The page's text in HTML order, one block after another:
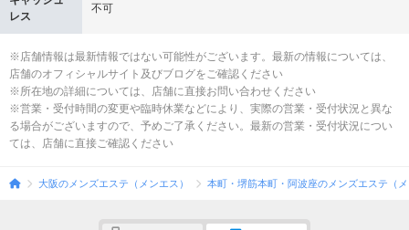
レス
不可
※店舗情報は最新情報ではない可能性がございます。最新の情報については、
店舗のオフィシャルサイト及びブログをご確認ください
※所在地の詳細については、店舗に直接お問い合わせください
※営業・受付時間の変更や臨時休業などにより、実際の営業・受付状況と異な
る場合がございますので、予めご了承ください。最新の営業・受付状況につい
ては、店舗に直接ご確認ください
大阪のメンズエステ（メンエス） 本町・堺筋本町・阿波座のメンズエステ（